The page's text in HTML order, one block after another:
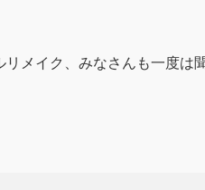
メイク、みなさんも一度は